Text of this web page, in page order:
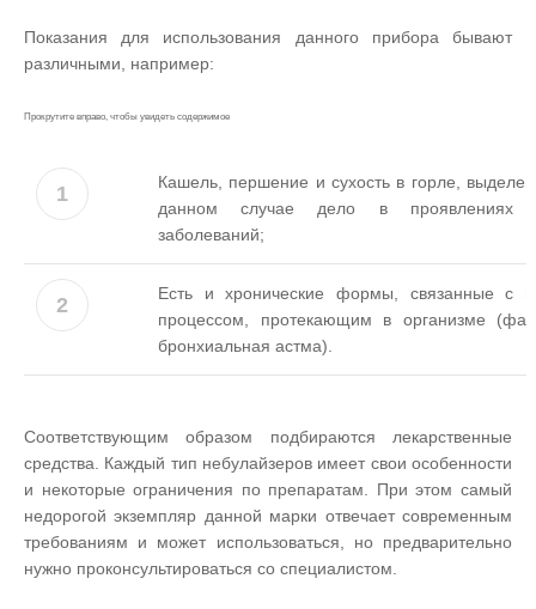
Показания для использования данного прибора бывают
различными, например:
1
Кашель, першение и сухость в горле,
данном случае дело в проявлениях
заболеваний;
2
Есть и хронические формы, связанные с
процессом, протекающим в организме
бронхиальная астма).
Соответствующим образом подбираются лекарственные
средства. Каждый тип небулайзеров имеет свои особенности
и некоторые ограничения по препаратам. При этом самый
недорогой экземпляр данной марки отвечает современным
требованиям и может использоваться, но предварительно
нужно проконсультироваться со специалистом.